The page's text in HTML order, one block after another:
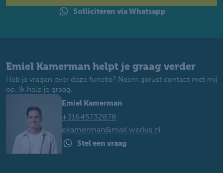
Solliciteren via Whatsapp
Emiel Kamerman helpt je graag verder
Heb je vragen over deze functie? Neem gerust contact met mij
op. Ik help je graag.
Emiel Kamerman
+31645732878
ekamerman@mail.werkis.nl
Stel een vraag